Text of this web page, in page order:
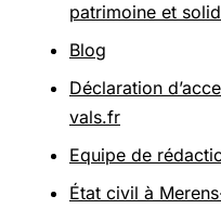
patrimoine et
Blog
Déclaration
vals.fr
Equipe de
État civil à